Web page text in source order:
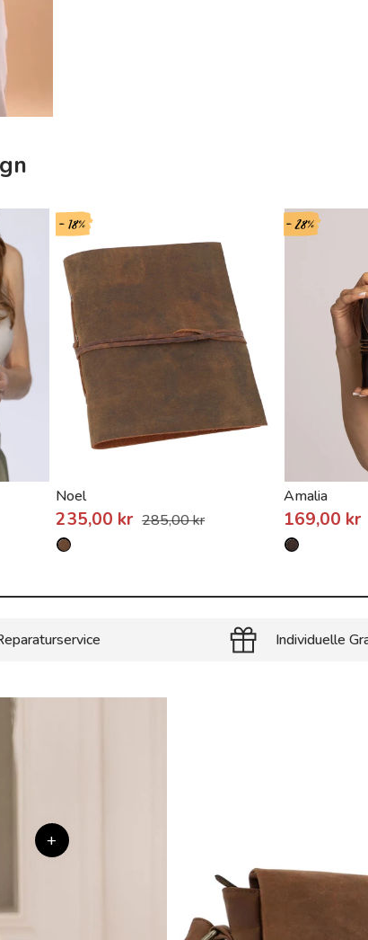
- 18%
Noel
235,00 kr 285,00 kr
- 28%
Amalia
169,00 kr
Individuelle
+